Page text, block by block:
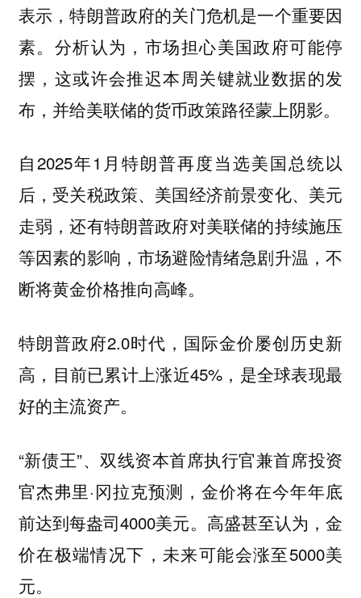
表示，特朗普政府的关门危机是一个重要因
素。分析认为，市场担心美国政府可能停
摆，这或许会推迟本周关键就业数据的发
布，并给美联储的货币政策路径蒙上阴影。
自2025年1月特朗普再度当选美国总统以
后，受关税政策、美国经济前景变化、美元
走弱，还有特朗普政府对美联储的持续施压
等因素的影响，市场避险情绪急剧升温，不
断将黄金价格推向高峰。
特朗普政府2.0时代，国际金价屡创历史新
高，目前已累计上涨近45%，是全球表现最
好的主流资产。
“新债王”、双线资本首席执行官兼首席投资
官杰弗里·冈拉克预测，金价将在今年年底
前达到每盎司4000美元。高盛甚至认为，金
价在极端情况下，未来可能会涨至5000美
元。